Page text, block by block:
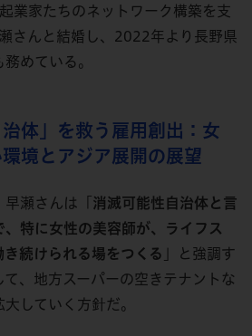
業家たちのネットワーク構築を支
さんと結婚し、2022年より長野県
めている。
治体」を救う雇用創出：女
境とアジア展開の展望
瀬さんは「 消滅可能性自治体と言
特に女性の美容師が、ライフス
続けられる場をつくる
」と強調す
、地方スーパーの空きテナントな
していく方針だ。